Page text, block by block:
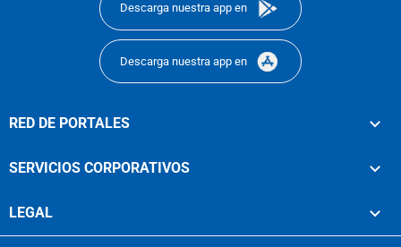
Descarga nuestra app en
Descarga nuestra app en
RED DE PORTALES
SERVICIOS CORPORATIVOS
LEGAL